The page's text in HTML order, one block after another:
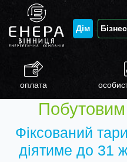
Дім Бізнес
оплата
Фіксований
діятиме до 31